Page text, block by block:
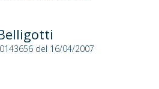
del 16/04/2007